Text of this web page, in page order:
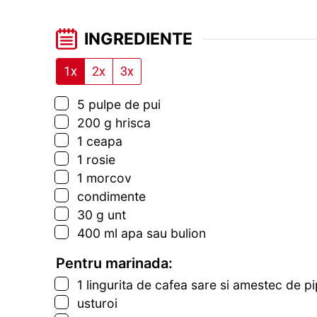
INGREDIENTE
1x 2x 3x
▢
5 pulpe de pui
▢
200 g hrisca
▢
1 ceapa
▢
1 rosie
▢
1 morcov
▢
condimente
▢
30 g unt
▢
400 ml apa sau bulion
Pentru marinada:
▢
1 lingurita de cafea sare si amestec de
▢
usturoi